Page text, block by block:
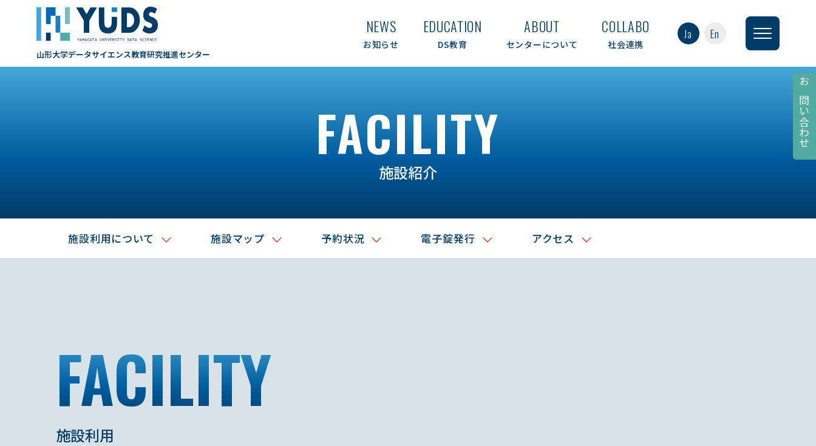
山形大学データサイエンス教育研究推進センター
NEWS
お知らせ
EDUCATION
DS教育
ABOUT
センターについて
COLLABO
社会連携
Ja En
お問い合わせ
FACILITY
施設紹介
施設利用について 施設マップ 予約状況 電子錠発行 アクセス
FACILITY
施設利用